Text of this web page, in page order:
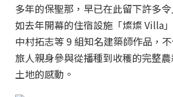
多年的保聖那，早已在此留下許多
如去年開幕的住宿設施「燦燦 Villa
中村拓志等 9 組知名建築師作品，
旅人親身參與從播種到收穫的完整
土地的感動。